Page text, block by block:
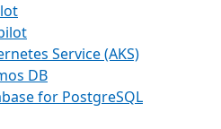
Service (AKS)
DB
for PostgreSQL